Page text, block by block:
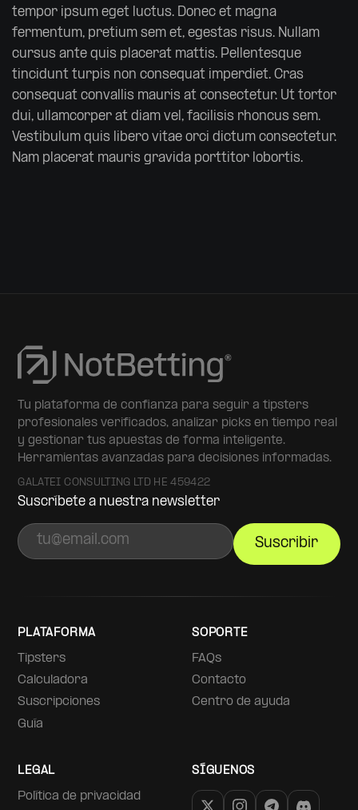
tempor ipsum eget luctus. Donec et magna
fermentum, pretium sem et, egestas risus. Nullam
cursus ante quis placerat mattis. Pellentesque
tincidunt turpis non consequat imperdiet. Cras
consequat convallis mauris at consectetur. Ut tortor
dui, ullamcorper at diam vel, facilisis rhoncus sem.
Vestibulum quis libero vitae orci dictum consectetur.
Nam placerat mauris gravida porttitor lobortis.
Tu plataforma de confianza para seguir a tipsters
profesionales verificados, analizar picks en tiempo real
y gestionar tus apuestas de forma inteligente.
Herramientas avanzadas para decisiones informadas.
GALATEI CONSULTING LTD HE 459422
Suscríbete a nuestra newsletter
Suscribir
PLATAFORMA
Tipsters
Calculadora
Suscripciones
Guía
SOPORTE
FAQs
Contacto
Centro de ayuda
LEGAL
Política de privacidad
SÍGUENOS